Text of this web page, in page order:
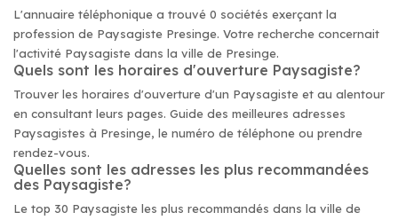
L'annuaire téléphonique a trouvé 0 sociétés exerçant la
profession de Paysagiste Presinge. Votre recherche concernait
l'activité Paysagiste dans la ville de Presinge.
Quels sont les horaires d'ouverture Paysagiste?
Trouver les horaires d'ouverture d'un Paysagiste et au alentour
en consultant leurs pages. Guide des meilleures adresses
Paysagistes à Presinge, le numéro de téléphone ou prendre
rendez-vous.
Quelles sont les adresses les plus recommandées
des Paysagiste?
Le top 30 Paysagiste les plus recommandés dans la ville de